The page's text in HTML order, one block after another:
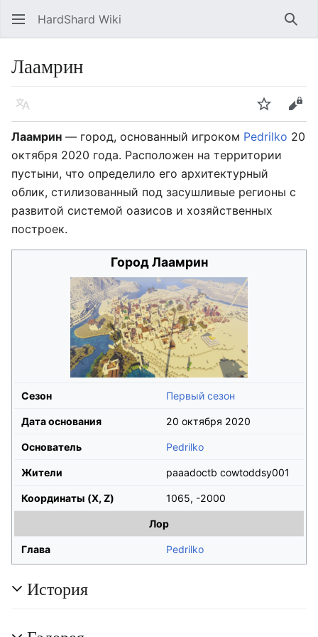
HardShard Wiki
Лаамрин
Язык Следить
Лаамрин — город, основанный игроком Pedrilko 20
октября 2020 года. Расположен на территории
пустыни, что определило его архитектурный
облик, стилизованный под засушливые регионы с
развитой системой оазисов и хозяйственных
построек.
Город Лаамрин
Сезон Первый сезон
Дата основания 20 октября 2020
Основатель Pedrilko
Жители paaadoctb cowtoddsy001
Координаты (X, Z) 1065, -2000
Лор
Глава Pedrilko
История